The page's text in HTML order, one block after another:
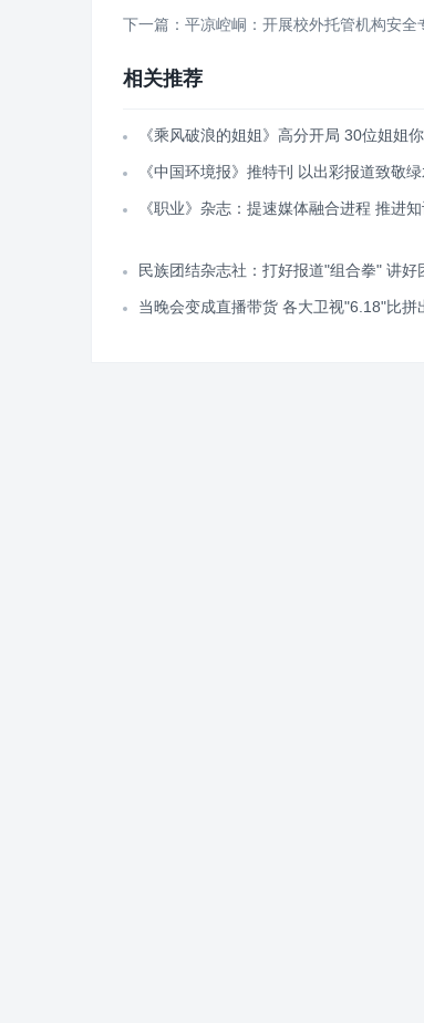
下一篇：平凉崆峒：开展校外托管机构安
相关推荐
《乘风破浪的姐姐》高分开局 30位姐姐
《中国环境报》推特刊 以出彩报道致敬
《职业》杂志：提速媒体融合进程 推进
民族团结杂志社：打好报道"组合拳" 讲好
当晚会变成直播带货 各大卫视"6.18"比拼